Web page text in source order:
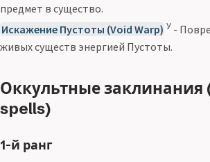
предмет в существо.
Искажение Пустоты (Void Warp) У -
живых существ энергией Пустоты.
Оккультные заклинания
spells)
1-й ранг